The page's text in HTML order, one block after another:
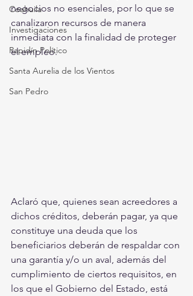
Coahuila
Investigaciones
Rapidín Político
Santa Aurelia de los Vientos
San Pedro
negocios no esenciales, por lo que se
canalizaron recursos de manera
inmediata con la finalidad de proteger
el empleo.
Aclaró que, quienes sean acreedores a
dichos créditos, deberán pagar, ya que
constituye una deuda que los
beneficiarios deberán de respaldar con
una garantía y/o un aval, además del
cumplimiento de ciertos requisitos, en
los que el Gobierno del Estado, está